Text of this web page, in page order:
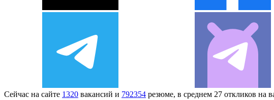
Сейчас на сайте 1320 вакансий и 792354 резюме, в среднем 27 откликов на